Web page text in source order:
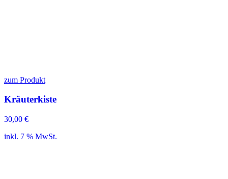
zum Produkt
Kräuterkiste
30,00 €
inkl. 7 % MwSt.